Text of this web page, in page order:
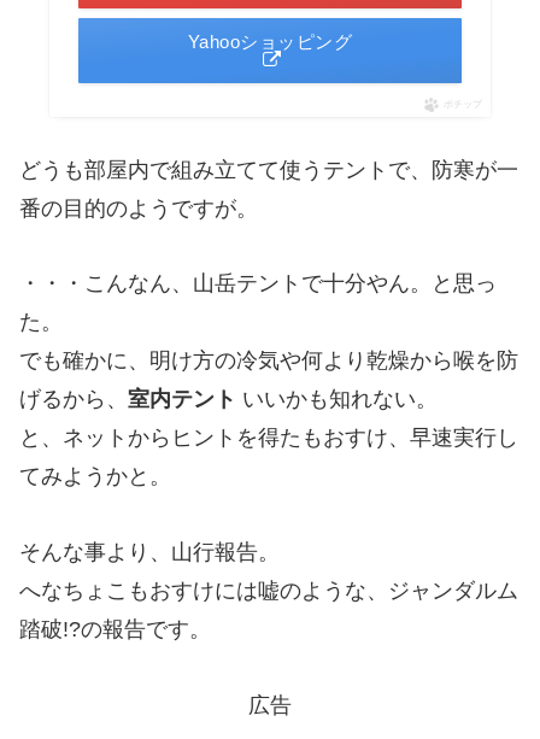
Yahooショッピング
ポチップ
どうも部屋内で組み立てて使うテントで、防寒が一
番の目的のようですが。
・・・こんなん、山岳テントで十分やん。と思っ
た。
でも確かに、明け方の冷気や何より乾燥から喉を防
げるから、 室内テント いいかも知れない。
と、ネットからヒントを得たもおすけ、早速実行し
てみようかと。
そんな事より、山行報告。
へなちょこもおすけには嘘のような、ジャンダルム
踏破!?の報告です。
広告